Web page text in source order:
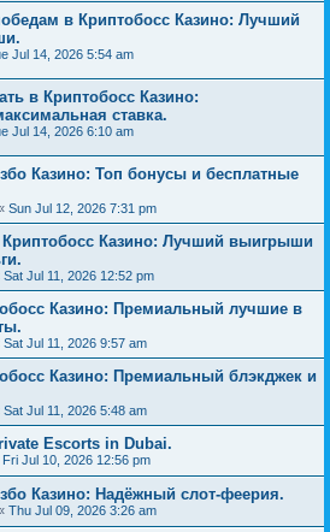
в Криптобосс Казино: Лучший
Jul 14, 2026 5:54 am
в Криптобосс Казино:
ставка.
Jul 14, 2026 6:10 am
Казино: Топ бонусы и бесплатные
Sun Jul 12, 2026 7:31 pm
Криптобосс Казино: Лучший выигрыши
Sat Jul 11, 2026 12:52 pm
Казино: Премиальный лучшие в
Sat Jul 11, 2026 9:57 am
Казино: Премиальный блэкджек и
Sat Jul 11, 2026 5:48 am
Escorts in Dubai.
Fri Jul 10, 2026 12:56 pm
Казино: Надёжный слот-феерия.
Thu Jul 09, 2026 3:26 am